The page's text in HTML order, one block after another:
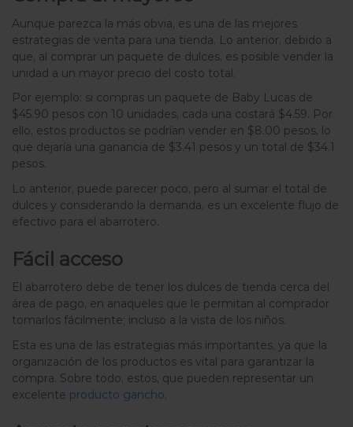
Aunque parezca la más obvia, es una de las mejores
estrategias de venta para una tienda. Lo anterior, debido a
que, al comprar un paquete de dulces, es posible vender la
unidad a un mayor precio del costo total.
Por ejemplo: si compras un paquete de Baby Lucas de
$45.90 pesos con 10 unidades, cada una costará $4.59. Por
ello, estos productos se podrían vender en $8.00 pesos, lo
que dejaría una ganancia de $3.41 pesos y un total de $34.1
pesos.
Lo anterior, puede parecer poco, pero al sumar el total de
dulces y considerando la demanda, es un excelente flujo de
efectivo para el abarrotero.
Fácil acceso
El abarrotero debe de tener los dulces de tienda cerca del
área de pago, en anaqueles que le permitan al comprador
tomarlos fácilmente; incluso a la vista de los niños.
Esta es una de las estrategias más importantes, ya que la
organización de los productos es vital para garantizar la
compra. Sobre todo, estos, que pueden representar un
excelente producto gancho.